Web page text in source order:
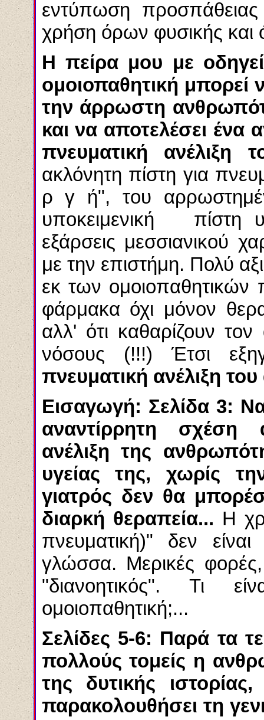
εντύπωση
χρήση όρων φυσικής και
Η πείρα μου με
ομοιοπαθητική
την άρρωστη
και να αποτελέσει ένα
πνευματική ανέλιξη
ακλόνητη πίστη για
ρ γ ή", του
υποκειμενική πίστη
εξάρσεις μεσσιανικού
με την επιστήμη. Πολύ
εκ των ομοιοπαθητικών
φάρμακα όχι μόνον
αλλ' ότι καθαρίζουν
νόσους (!!!) Έτσι
πνευματική ανέλιξη
Εισαγωγή: Σελίδα 3:
αναντίρρητη σχέση
ανέλιξη της
υγείας της, χωρίς
γιατρός δεν θα
διαρκή θεραπεία... Η
πνευματική)" δεν
γλώσσα. Μερικές
"διανοητικός". Τι
ομοιοπαθητική;...
Σελίδες 5-6: Παρά τα
πολλούς τομείς η
της δυτικής
παρακολουθήσει τη